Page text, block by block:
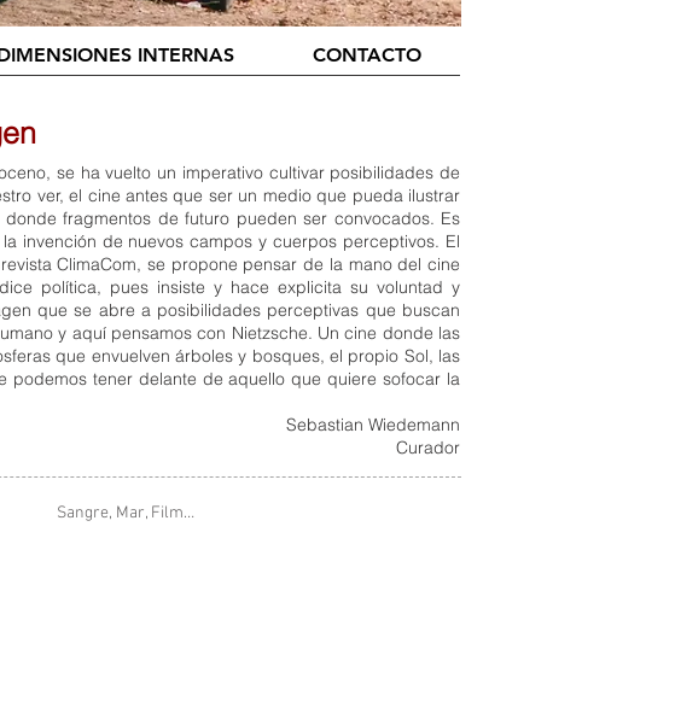
INTERNAS CONTACTO
se ha vuelto un imperativo cultivar posibilidades de
ver, el cine antes que ser un medio que pueda ilustrar
fragmentos de futuro pueden ser convocados. Es
invención de nuevos campos y cuerpos perceptivos. El
ClimaCom, se propone pensar de la mano del cine
política, pues insiste y hace explicita su voluntad y
que se abre a posibilidades perceptivas que buscan
y aquí pensamos con Nietzsche. Un cine donde las
que envuelven árboles y bosques, el propio Sol, las
podemos tener delante de aquello que quiere sofocar la
Sebastian Wiedemann
Curador
Sangre, Mar, Film…